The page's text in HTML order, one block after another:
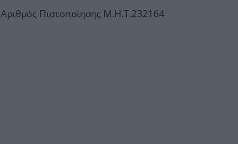
Αριθμός Πιστοποίησης Μ.Η.Τ.232164